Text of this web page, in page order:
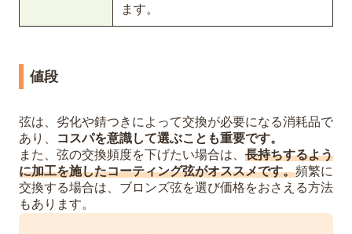
ます。
値段
弦は、劣化や錆つきによって交換が必要になる消耗品で
あり、
コスパを意識して選ぶことも重要です。
また、弦の交換頻度を下げたい場合は、 長持ちするよう
に加工を施したコーティング弦がオススメです。頻繁に
交換する場合は、ブロンズ弦を選び価格をおさえる方法
もあります。